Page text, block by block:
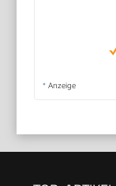
* Anzeige